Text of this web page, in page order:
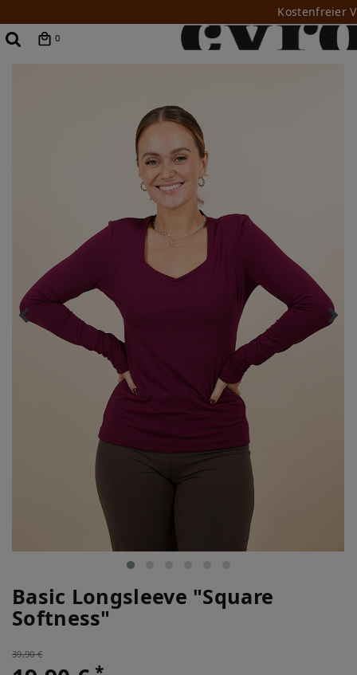
Kostenfreier
0
Basic Longsleeve "Square
Softness"
39,90 €